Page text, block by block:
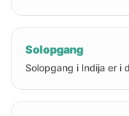
Solopgang
Solopgang i Indija er i